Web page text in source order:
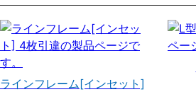
ラインフレーム[インセット]